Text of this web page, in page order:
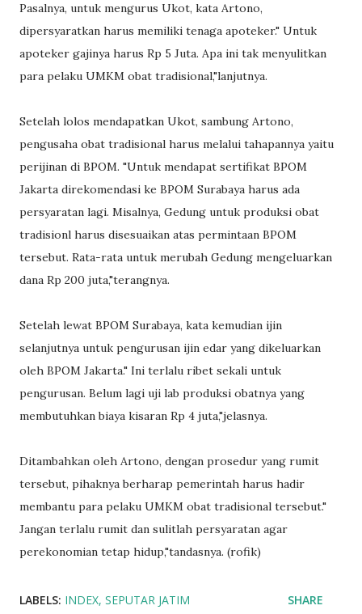
Pasalnya, untuk mengurus Ukot, kata Artono,
dipersyaratkan harus memiliki tenaga apoteker." Untuk
apoteker gajinya harus Rp 5 Juta. Apa ini tak menyulitkan
para pelaku UMKM obat tradisional,"lanjutnya.
Setelah lolos mendapatkan Ukot, sambung Artono,
pengusaha obat tradisional harus melalui tahapannya yaitu
perijinan di BPOM. "Untuk mendapat sertifikat BPOM
Jakarta direkomendasi ke BPOM Surabaya harus ada
persyaratan lagi. Misalnya, Gedung untuk produksi obat
tradisionl harus disesuaikan atas permintaan BPOM
tersebut. Rata-rata untuk merubah Gedung mengeluarkan
dana Rp 200 juta,"terangnya.
Setelah lewat BPOM Surabaya, kata kemudian ijin
selanjutnya untuk pengurusan ijin edar yang dikeluarkan
oleh BPOM Jakarta." Ini terlalu ribet sekali untuk
pengurusan. Belum lagi uji lab produksi obatnya yang
membutuhkan biaya kisaran Rp 4 juta,"jelasnya.
Ditambahkan oleh Artono, dengan prosedur yang rumit
tersebut, pihaknya berharap pemerintah harus hadir
membantu para pelaku UMKM obat tradisional tersebut."
Jangan terlalu rumit dan sulitlah persyaratan agar
perekonomian tetap hidup,"tandasnya. (rofik)
LABELS: INDEX SEPUTAR JATIM SHARE